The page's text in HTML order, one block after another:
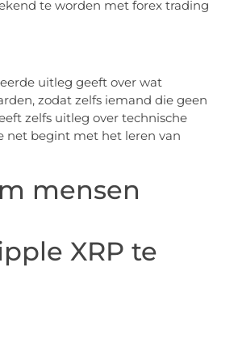
te worden met forex trading
uitleg geeft over wat
zodat zelfs iemand die geen
zelfs uitleg over technische
net begint met het leren van
mensen
XRP te